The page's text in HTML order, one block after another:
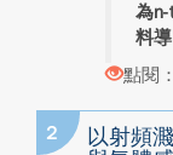
為
料
點閱
2
以射頻